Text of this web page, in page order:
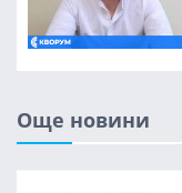
Още новини